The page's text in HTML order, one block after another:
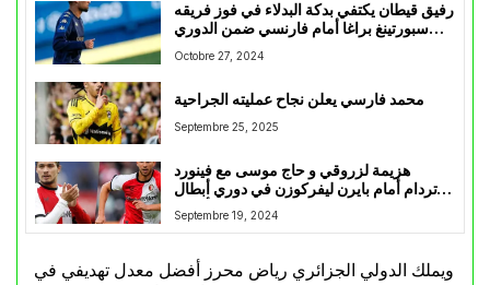
رفيق قيطان يكتفي بدكة البدلاء في فوز فريقه
سبورتينغ براغا أمام فارنسي ضمن الدوري
البرتغالي
Octobre 27, 2024
محمد فارسي يعلن نجاح عمليته الجراحية
Septembre 25, 2025
هزيمة لزروقي و حاج موسى مع فينورد
روتردام أمام بايرن ليفركوزن في دوري أبطال
أوروبا
Septembre 19, 2024
ويملك الدولي الجزائري رياض محرز أفضل معدل تهديفي في